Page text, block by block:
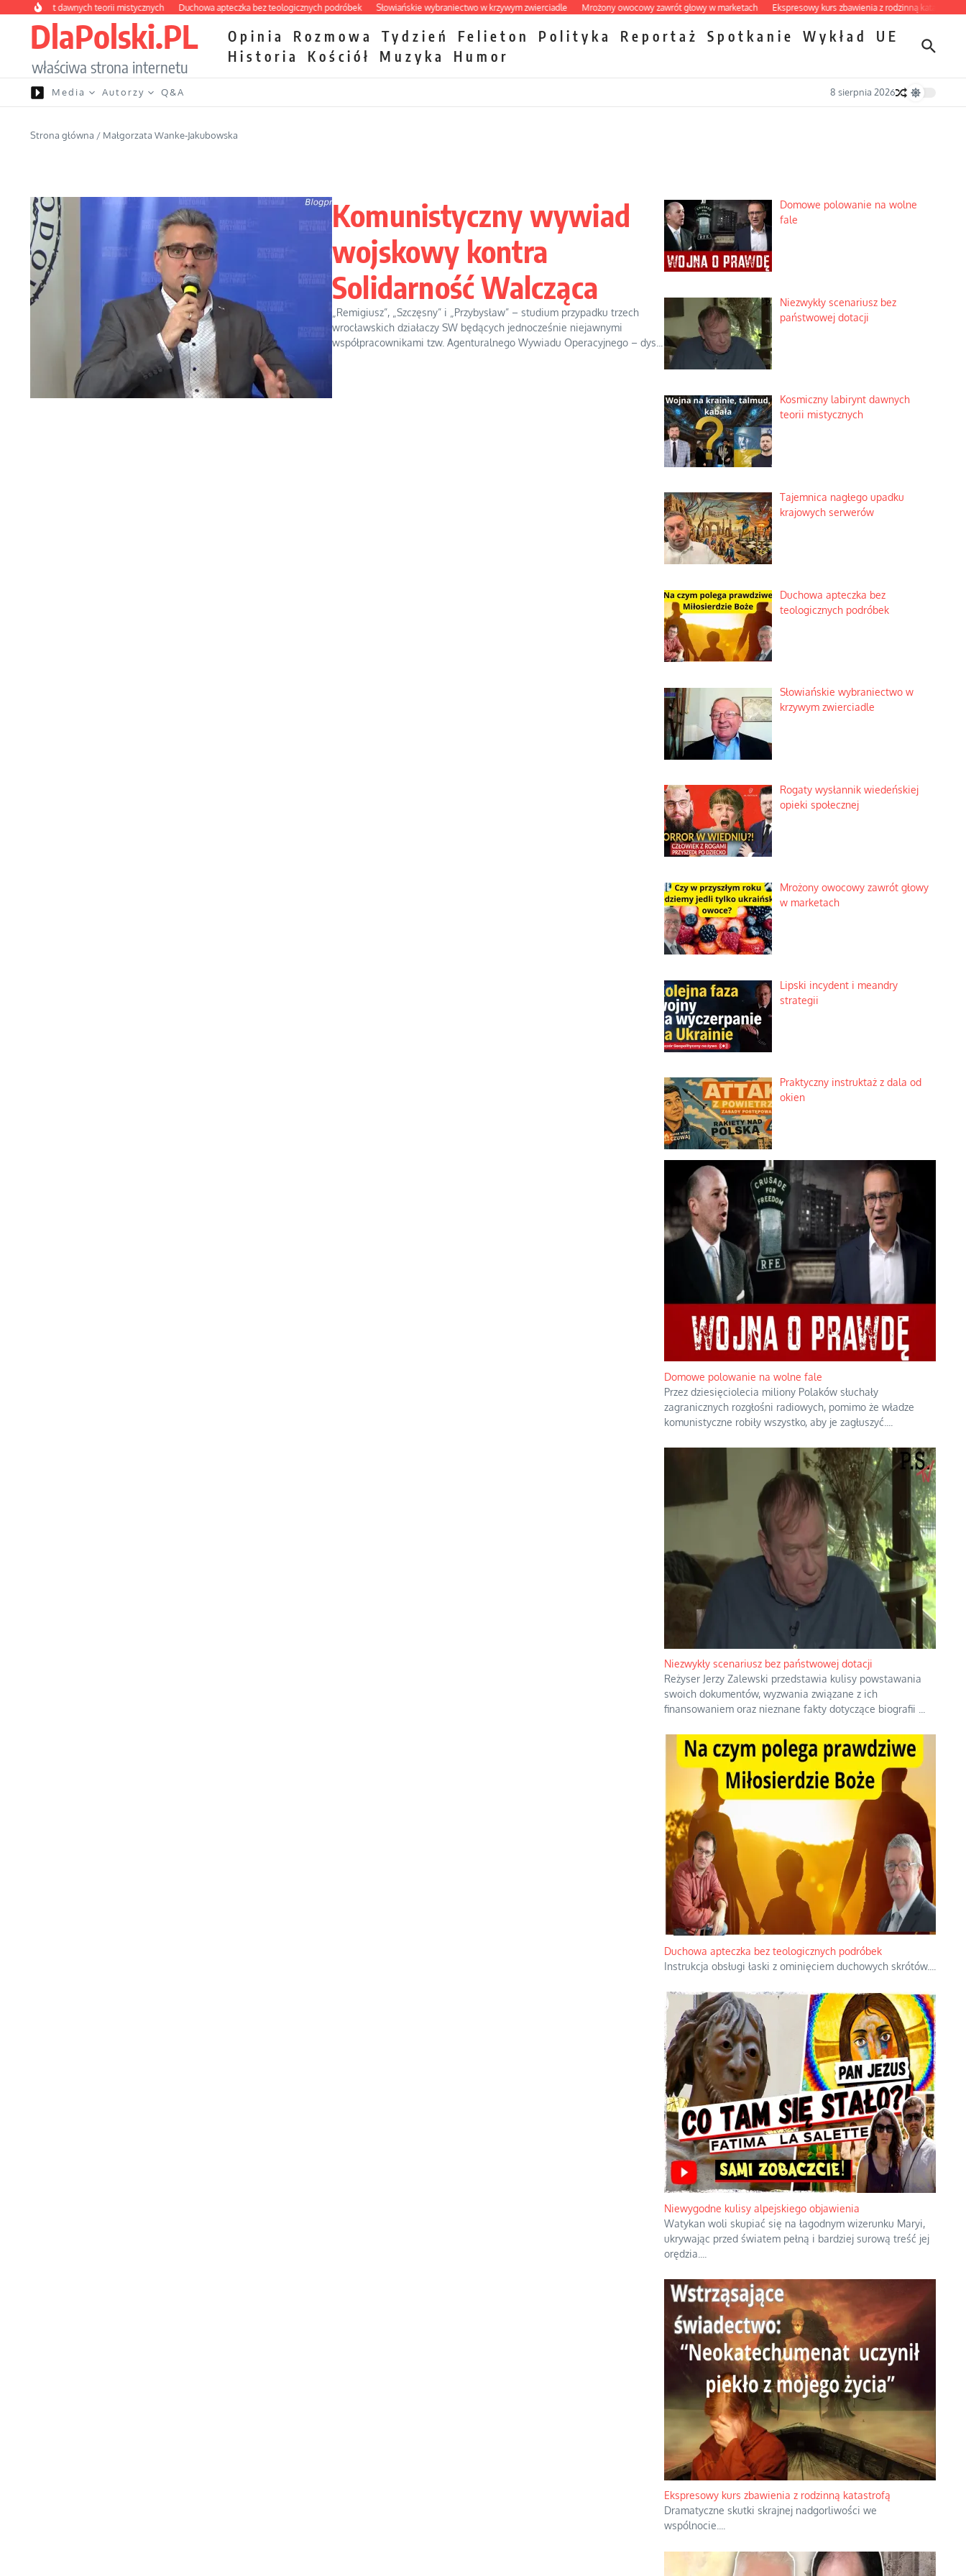
Przejdź do treści
labirynt dawnych teorii mistycznych Duchowa apteczka bez teologicznych podróbek Słowiańskie wybraniectwo w krzywym zwierciadle Mrożony owocowy zawrót głowy w marketach Ekspresowy kurs zbawienia z rodzinną katastrofą
DlaPolski.PL
właściwa strona internetu
Opinia Rozmowa Tydzień Felieton Polityka Reportaż Spotkanie Wykład
UE
Historia
Kościół Muzyka Humor
Media Autorzy Q&A 8 sierpnia 2026
Strona główna / Małgorzata Wanke-Jakubowska
Komunistyczny wywiad
wojskowy kontra
Solidarność Walcząca
„Remigiusz”, „Szczęsny” i „Przybysław” – studium przypadku trzech
wrocławskich działaczy SW będących jednocześnie niejawnymi
współpracownikami tzw. Agenturalnego Wywiadu Operacyjnego – dys...
Domowe polowanie na wolne
fale
Niezwykły scenariusz bez
państwowej dotacji
Kosmiczny labirynt dawnych
teorii mistycznych
Tajemnica nagłego upadku
krajowych serwerów
Duchowa apteczka bez
teologicznych podróbek
Słowiańskie wybraniectwo w
krzywym zwierciadle
Rogaty wysłannik wiedeńskiej
opieki społecznej
Mrożony owocowy zawrót głowy
w marketach
Lipski incydent i meandry
strategii
Praktyczny instruktaż z dala od
okien
Domowe polowanie na wolne fale
Przez dziesięciolecia miliony Polaków słuchały
zagranicznych rozgłośni radiowych, pomimo że władze
komunistyczne robiły wszystko, aby je zagłuszyć.
Niezwykły scenariusz bez państwowej dotacji
Reżyser Jerzy Zalewski przedstawia kulisy powstawania
swoich dokumentów, wyzwania związane z ich
finansowaniem oraz nieznane fakty dotyczące biografii
Duchowa apteczka bez teologicznych podróbek
Instrukcja obsługi łaski z ominięciem duchowych skrótów.
Niewygodne kulisy alpejskiego objawienia
Watykan woli skupiać się na łagodnym wizerunku Maryi,
ukrywając przed światem pełną i bardziej surową treść jej
orędzia.
Ekspresowy kurs zbawienia z rodzinną katastrofą
Dramatyczne skutki skrajnej nadgorliwości we
wspólnocie.